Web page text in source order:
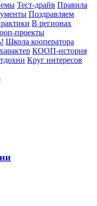
Тест-драйв Правила
Поздравляем
В регионах
проекты
Школа кооператора
КООП-история
Круг интересов